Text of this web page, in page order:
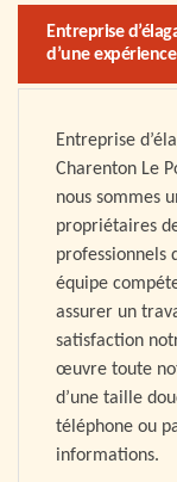
Entreprise
d’une
Entreprise
Charenton Le
nous sommes
propriétaires
professionnels
équipe
assurer un
satisfaction
œuvre toute
d’une taille
téléphone ou
informations.